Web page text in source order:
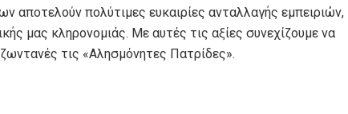
αποτελούν πολύτιμες ευκαιρίες ανταλλαγής εμπειριών,
μας κληρονομιάς. Με αυτές τις αξίες συνεχίζουμε να
τις «Αλησμόνητες Πατρίδες».